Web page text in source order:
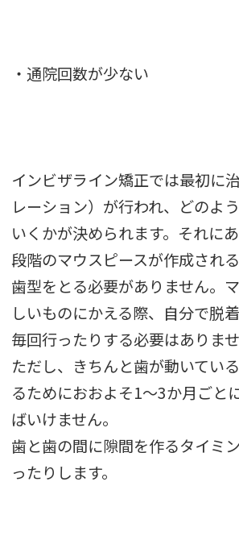
・通院回数が少ない
インビザライン矯正では最初に
レーション）が行われ、どのよ
いくかが決められます。それに
段階のマウスピースが作成され
歯型をとる必要がありません。
しいものにかえる際、自分で脱
毎回行ったりする必要はありませ
ただし、きちんと歯が動いてい
るためにおおよそ1～3か月ごと
ばいけません。
歯と歯の間に隙間を作るタイミ
ったりします。